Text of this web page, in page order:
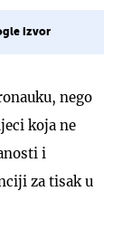
izvor
nego
koja ne
i
za tisak u